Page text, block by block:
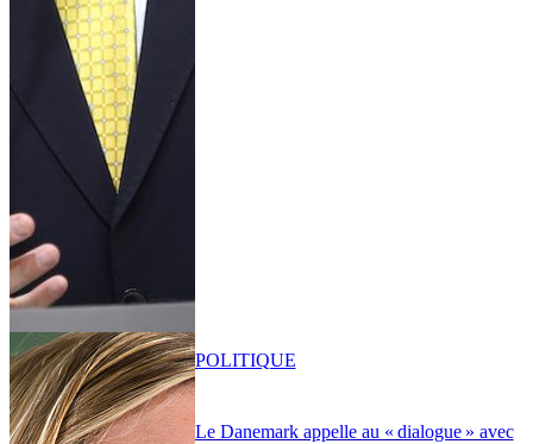
Le Danemark appelle au « dialogue » avec
POLITIQUE